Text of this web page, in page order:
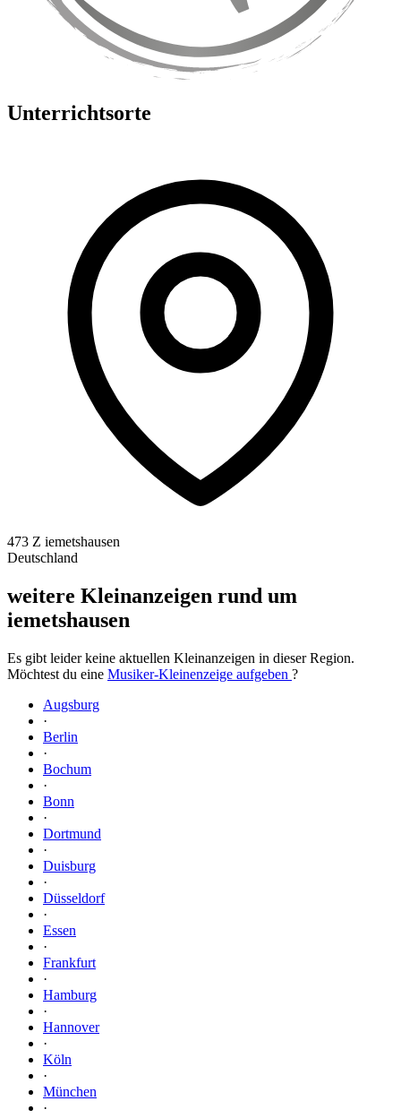
Unterrichtsorte
473 Z iemetshausen
Deutschland
weitere Kleinanzeigen rund um
iemetshausen
Es gibt leider keine aktuellen Kleinanzeigen in dieser Region.
Möchtest du eine Musiker-Kleinenzeige aufgeben ?
Augsburg
·
Berlin
·
Bochum
·
Bonn
·
Dortmund
·
Duisburg
·
Düsseldorf
·
Essen
·
Frankfurt
·
Hamburg
·
Hannover
·
Köln
·
München
·